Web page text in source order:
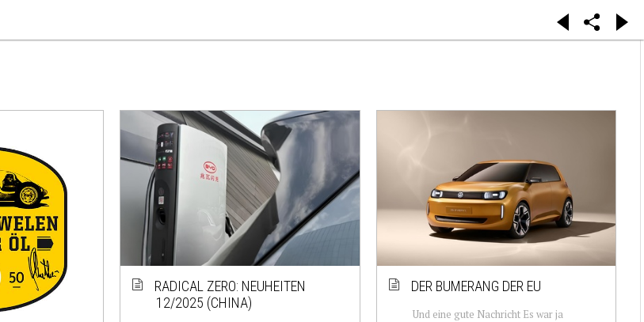
RADICAL ZERO: NEUHEITEN
12/2025 (CHINA)
DER BUMERANG DER EU
Und eine gute Nachricht Es war ja